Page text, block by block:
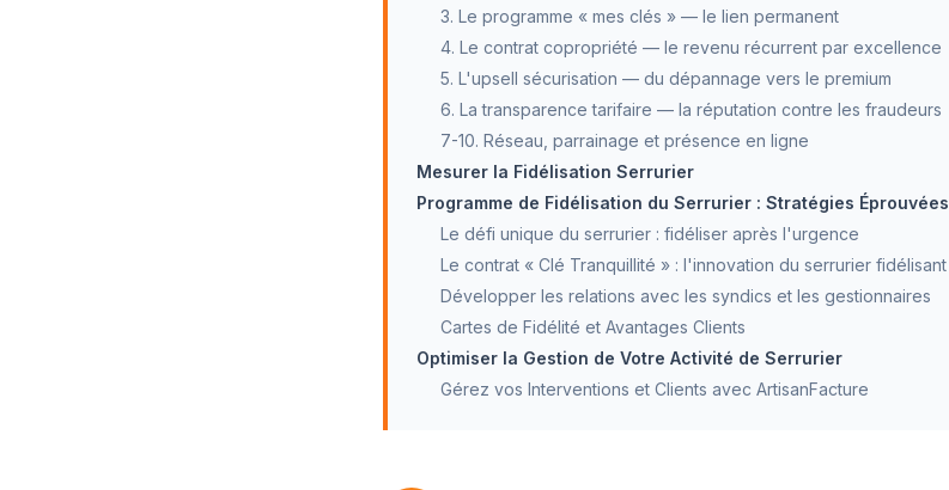
3. Le programme « mes clés » — le lien permanent
4. Le contrat copropriété — le revenu récurrent par excellence
5. L'upsell sécurisation — du dépannage vers le premium
6. La transparence tarifaire — la réputation contre les fraudeurs
7-10. Réseau, parrainage et présence en ligne
Mesurer la Fidélisation Serrurier
Programme de Fidélisation du Serrurier : Stratégies Éprouvées
Le défi unique du serrurier : fidéliser après l'urgence
Le contrat « Clé Tranquillité » : l'innovation du serrurier fidélisant
Développer les relations avec les syndics et les gestionnaires
Cartes de Fidélité et Avantages Clients
Optimiser la Gestion de Votre Activité de Serrurier
Gérez vos Interventions et Clients avec ArtisanFacture